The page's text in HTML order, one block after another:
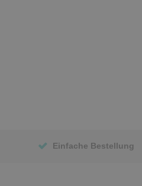
Einfache Bestellung